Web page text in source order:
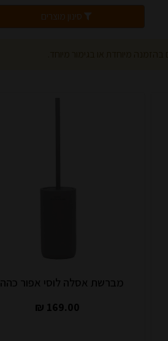
סינון מוצרים
מברשת אסלה לוסי אפור
169.00 ₪